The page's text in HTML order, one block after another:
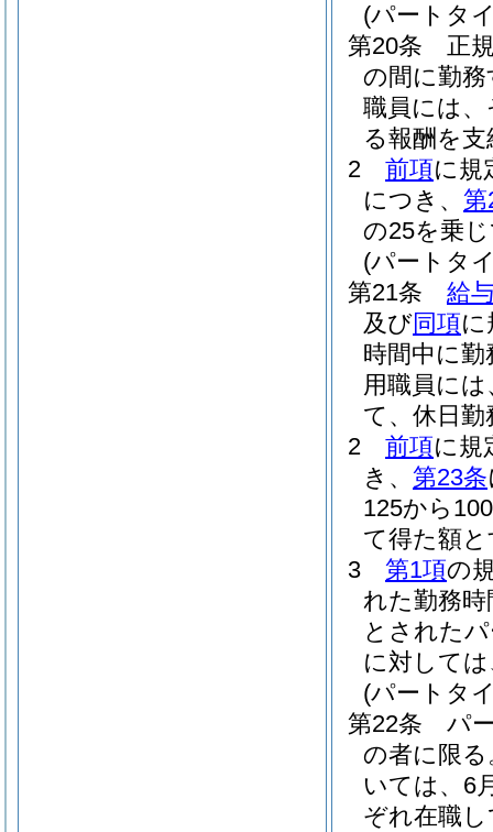
(パートタ
第20条
正
の間に勤
職員には
る報酬を
2
前項に規
につき、 第
の25を乗
(パートタ
第21条
給
及び同項に
時間中に
用職員に
て、休日
2
前項に規
き、 第23条
125から
て得た額
3
第1項の
れた勤務
とされた
に対して
(パートタ
第22条
パ
の者に限
いては、6
ぞれ在職